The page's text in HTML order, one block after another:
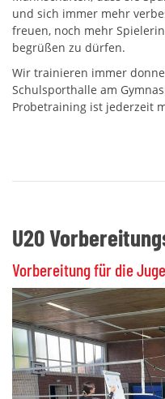
und sich immer mehr
freuen, noch mehr
begrüßen zu dürfen.
Wir trainieren immer
Schulsporthalle am
Probetraining ist jederzeit
U20
Vorbereitung für die